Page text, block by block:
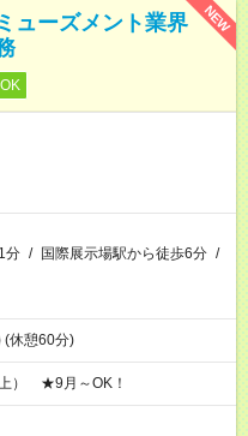
NEW
ューズメント業界
分 / 国際展示場駅から徒歩6分 /
(休憩60分)
） ★9月～OK！